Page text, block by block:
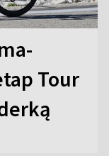
Tour